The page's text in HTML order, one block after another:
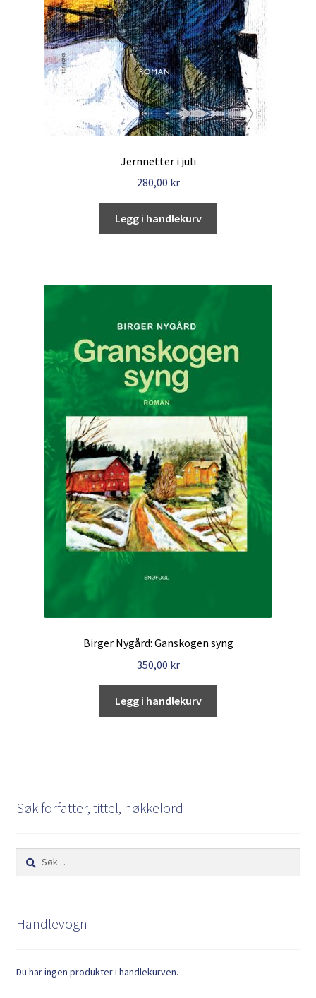
Jernnetter i juli
280,00 kr
Legg i handlekurv
Birger Nygård: Ganskogen syng
350,00 kr
Legg i handlekurv
Søk forfatter, tittel, nøkkelord
Søk
etter:
Handlevogn
Du har ingen produkter i handlekurven.